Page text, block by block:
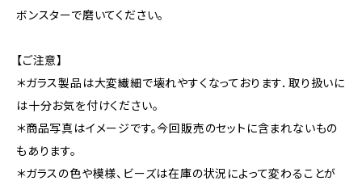
ボンスターで磨いてください。
【ご注意】
＊ガラス製品は大変繊細で壊れやすくなっております．取り扱いに
は十分お気を付けください。
＊商品写真はイメージです。今回販売のセットに含まれないもの
もあります。
＊ガラスの色や模様、ビーズは在庫の状況によって変わることが